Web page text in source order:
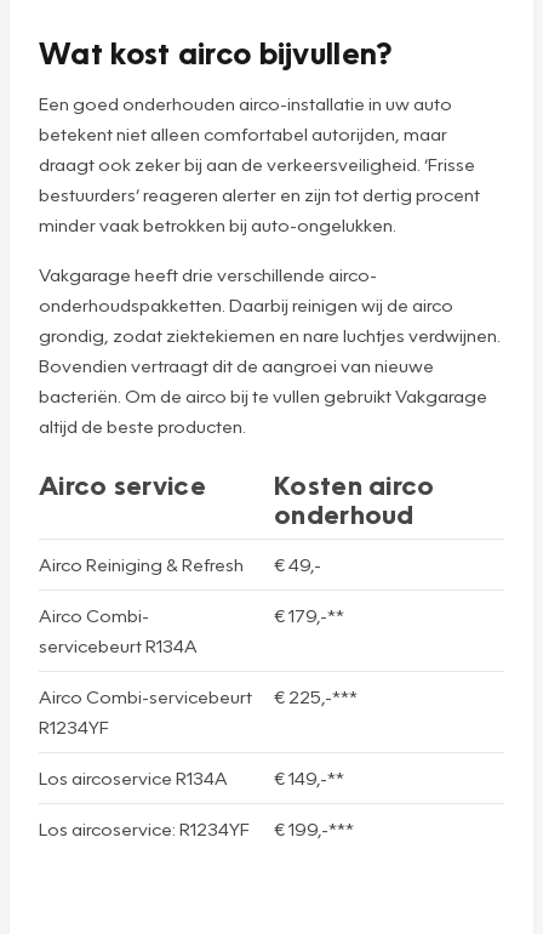
Wat kost airco bijvullen?
Een goed onderhouden airco-installatie in uw auto
betekent niet alleen comfortabel autorijden, maar
draagt ook zeker bij aan de verkeersveiligheid. ‘Frisse
bestuurders’ reageren alerter en zijn tot dertig procent
minder vaak betrokken bij auto-ongelukken.
Vakgarage heeft drie verschillende airco-
onderhoudspakketten. Daarbij reinigen wij de airco
grondig, zodat ziektekiemen en nare luchtjes verdwijnen.
Bovendien vertraagt dit de aangroei van nieuwe
bacteriën. Om de airco bij te vullen gebruikt Vakgarage
altijd de beste producten.
Airco service
Kosten airco
onderhoud
Airco Reiniging & Refresh € 49,-
Airco Combi-
servicebeurt R134A
€ 179,-**
Airco Combi-servicebeurt
R1234YF
€ 225,-***
Los aircoservice R134A € 149,-**
Los aircoservice: R1234YF € 199,-***